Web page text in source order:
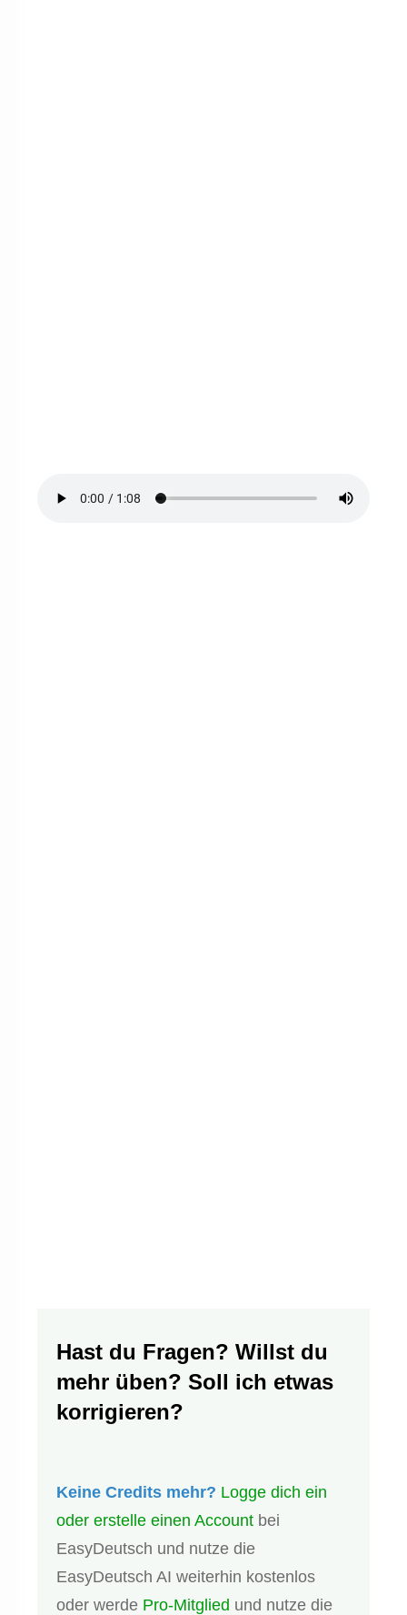
Hast du Fragen? Willst du
mehr üben? Soll ich etwas
korrigieren?
Keine Credits mehr? Logge dich ein
oder erstelle einen Account bei
EasyDeutsch und nutze die
EasyDeutsch AI weiterhin kostenlos
oder werde Pro-Mitglied und nutze die